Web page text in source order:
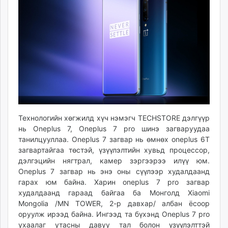
shuud.mn
ergelt.mn
today.mn
mminfo.mn
ugluu.mn
urlag.mn
unen.mn
asu.mn
shudarga.mn
shuurhai.mn
Технологийн хөгжилд хүч нэмэгч TECHSTORE дэлгүүр
нь Oneplus 7, Oneplus 7 pro шинэ загваруудаа
танилцууллаа. Oneplus 7 загвар нь өмнөх oneplus 6T
загвартайгаа төстэй, үзүүлэлтийн хувьд процессор,
дэлгэцийн нягтрал, камер зэргээрээ илүү юм.
Oneplus 7 загвар нь энэ оны сүүлээр худалдаанд
гарах юм байна. Харин oneplus 7 pro загвар
худалдаанд гараад байгаа ба Монголд Xiaomi
Mongolia /MN TOWER, 2-р давхар/ албан ёсоор
оруулж ирээд байна. Ингээд та бүхэнд Oneplus 7 pro
ухаалаг утасны давуу тал болон үзүүлэлттэй